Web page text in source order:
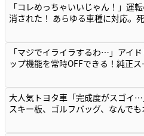
「コレめっちゃいいじゃん！」運
消された！ あらゆる車種に対応。
「マジでイライラするわ…」アイ
ップ機能を常時OFFできる！純正
大人気トヨタ車「完成度がスゴイ…
スキー板、ゴルフバッグ、なんで